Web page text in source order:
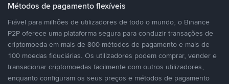
Métodos de pagamento flexíveis
Fiável para milhões de utilizadores de todo o mundo, o Binance
P2P oferece uma plataforma segura para conduzir transações de
criptomoeda em mais de 800 métodos de pagamento e mais de
100 moedas fiduciárias. Os utilizadores podem comprar, vender e
transacionar criptomoedas facilmente com outros utilizadores,
enquanto configuram os seus preços e métodos de pagamento